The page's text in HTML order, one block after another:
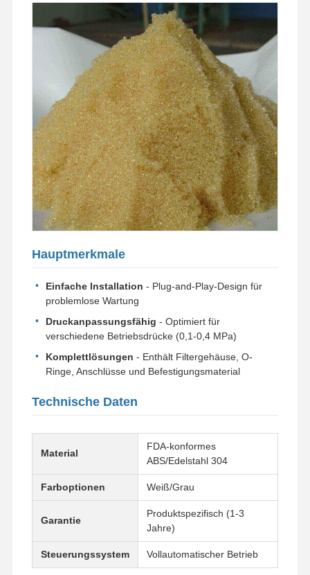
Zu Hause Produkte Videos Über Uns
Werksbesicht
Igung
Qualitätskont
Rolle
Kontakt Mit
Uns
Neuigkeiten
Rechtssache
Bitte Um Ein
Labor-Ultrareinwassersystem
Ultrareinwasserreinigungssystem
Hauptmerkmale
Einfache Installation - Plug-and-Play-Design für
problemlose Wartung
Druckanpassungsfähig - Optimiert für
verschiedene Betriebsdrücke (0,1-0,4 MPa)
Komplettlösungen - Enthält Filtergehäuse, O-
Ringe, Anschlüsse und Befestigungsmaterial
Technische Daten
Material
FDA-konformes
ABS/Edelstahl 304
Farboptionen Weiß/Grau
Garantie
Produktspezifisch (1-3
Jahre)
Steuerungssystem Vollautomatischer Betrieb